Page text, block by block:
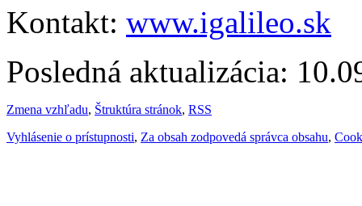
Kontakt: www.igalileo.sk
Posledná aktualizácia:
Zmena vzhľadu, Štruktúra stránok, RSS
Vyhlásenie o prístupnosti, Za obsah zodpovedá správca obsahu,